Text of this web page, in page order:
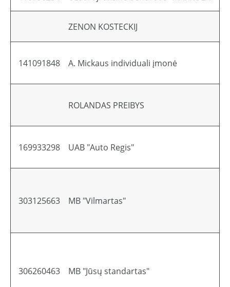
ZENON KOSTECKIJ
141091848 A. Mickaus individuali įmonė
ROLANDAS PREIBYS
169933298 UAB "Auto Regis"
303125663 MB "Vilmartas"
306260463 MB "Jūsų standartas"